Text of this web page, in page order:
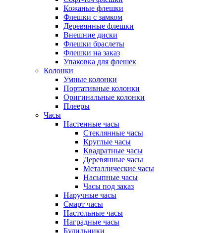
Кожаные флешки
Флешки с замком
Деревянные флешки
Внешние диски
Флешки браслеты
Флешки на заказ
Упаковка для флешек
Колонки
Умные колонки
Портативные колонки
Оригинальные колонки
Плееры
Часы
Настенные часы
Стеклянные часы
Круглые часы
Квадратные часы
Деревянные часы
Металлические часы
Насыпные часы
Часы под заказ
Наручные часы
Смарт часы
Настольные часы
Наградные часы
Будильники